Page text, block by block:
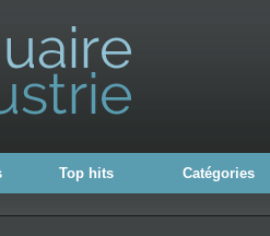
Top hits Catégories